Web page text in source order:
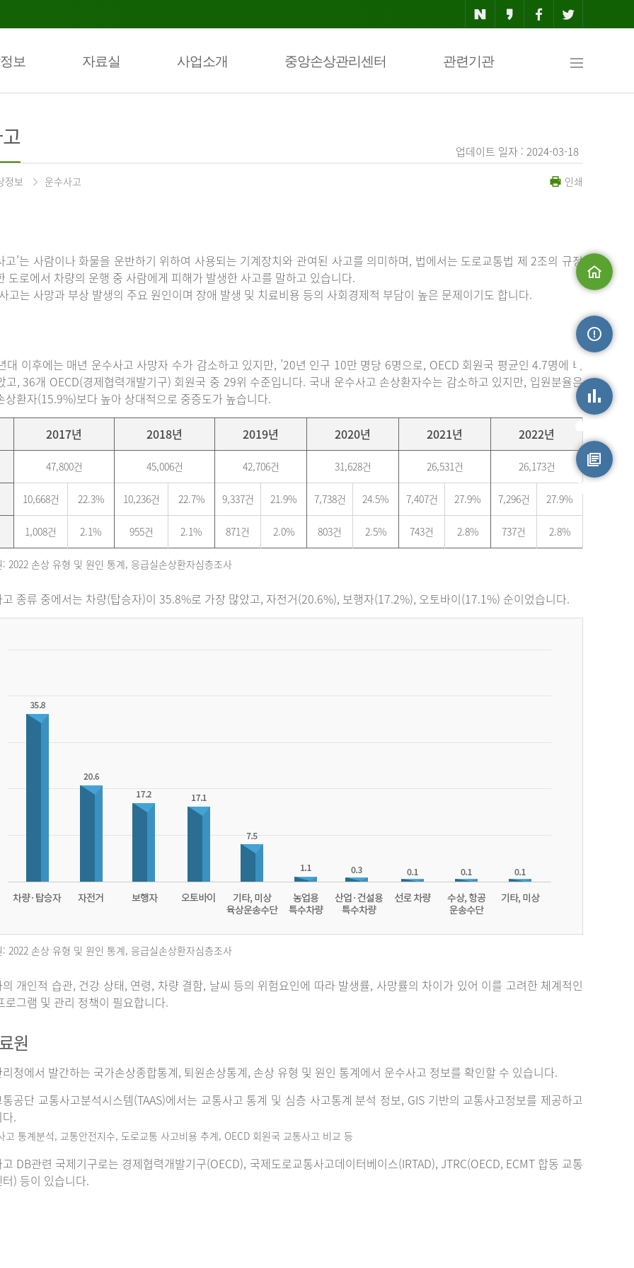
보 자료실 사업소개 중앙손상관리센터 관련기관
맵
업데이트 일자 : 2024-03-18
정보 운수사고 인쇄
고’는 사람이나 화물을 운반하기 위하여 사용되는 기계장치와 관여된 사고를 의미하며, 법에서는 도로교통법 제 2조의 규정
도로에서 차량의 운행 중 사람에게 피해가 발생한 사고를 말하고 있습니다.
고는 사망과 부상 발생의 주요 원인이며 장애 발생 및 치료비용 등의 사회경제적 부담이 높은 문제이기도 합니다.
대 이후에는 매년 운수사고 사망자 수가 감소하고 있지만, ’20년 인구 10만 명당 6명으로, OECD 회원국 평균인 4.7명에 비
고, 36개 OECD(경제협력개발기구) 회원국 중 29위 수준입니다. 국내 운수사고 손상환자수는 감소하고 있지만, 입원분율은
상환자(15.9%)보다 높아 상대적으로 중증도가 높습니다.
2017년 2018년 2019년 2020년 2021년 2022년
47,800건 45,006건 42,706건 31,628건 26,531건 26,173건
10,668건 22.3% 10,236건 22.7% 9,337건 21.9% 7,738건 24.5% 7,407건 27.9% 7,296건 27.9%
1,008건 2.1% 955건 2.1% 871건 2.0% 803건 2.5% 743건 2.8% 737건 2.8%
2022 손상 유형 및 원인 통계, 응급실손상환자심층조사
종류 중에서는 차량(탑승자)이 35.8%로 가장 많았고, 자전거(20.6%), 보행자(17.2%), 오토바이(17.1%) 순이었습니다.
2022 손상 유형 및 원인 통계, 응급실손상환자심층조사
개인적 습관, 건강 상태, 연령, 차량 결함, 날씨 등의 위험요인에 따라 발생률, 사망률의 차이가 있어 이를 고려한 체계적인
로그램 및 관리 정책이 필요합니다.
원
청에서 발간하는 국가손상종합통계, 퇴원손상통계, 손상 유형 및 원인 통계에서 운수사고 정보를 확인할 수 있습니다.
공단 교통사고분석시스템(TAAS)에서는 교통사고 통계 및 심층 사고통계 분석 정보, GIS 기반의 교통사고정보를 제공하고
.
고 통계분석, 교통안전지수, 도로교통 사고비용 추계, OECD 회원국 교통사고 비교 등
DB관련 국제기구로는 경제협력개발기구(OECD), 국제도로교통사고데이터베이스(IRTAD), JTRC(OECD, ECMT 합동 교통
) 등이 있습니다.
손상통계
원시자료